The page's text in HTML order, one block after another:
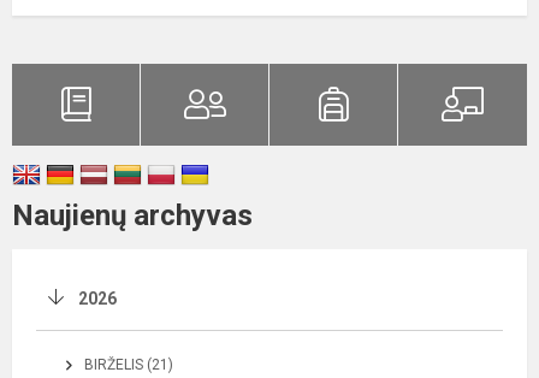
Naujienų archyvas
2026
BIRŽELIS (21)